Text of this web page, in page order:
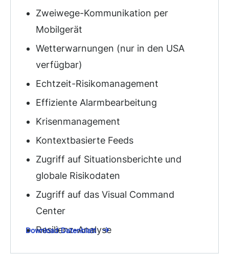
Zweiwege-Kommunikation per
Mobilgerät
Wetterwarnungen (nur in den USA
verfügbar)
Echtzeit-Risikomanagement
Effiziente Alarmbearbeitung
Krisenmanagement
Kontextbasierte Feeds
Zugriff auf Situationsberichte und
globale Risikodaten
Zugriff auf das Visual Command
Center
Resilienz-Analyse
Download Datenblatt